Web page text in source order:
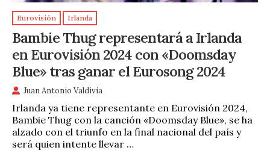
Eurovisión Irlanda
Bambie Thug representará a Irlanda
en Eurovisión 2024 con «Doomsday
Blue» tras ganar el Eurosong 2024
Juan Antonio Valdivia
Irlanda ya tiene representante en Eurovisión 2024,
Bambie Thug con la canción «Doomsday Blue», se ha
alzado con el triunfo en la final nacional del país y
será quien intente llevar …